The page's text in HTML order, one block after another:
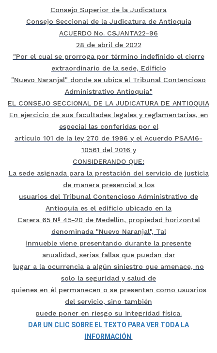
Consejo Superior de la Judicatura
Consejo Seccional de la Judicatura de Antioquia
ACUERDO No. CSJANTA22-96
28 de abril de 2022
"Por el cual se prorroga por término indefinido el cierre
extraordinario de la sede, Edificio
"Nuevo Naranjal" donde se ubica el Tribunal Contencioso
Administrativo Antioquia."
EL CONSEJO SECCIONAL DE LA JUDICATURA DE ANTIOQUIA
En ejercicio de sus facultades legales y reglamentarias, en
especial las conferidas por el
artículo 101 de la ley 270 de 1996 y el Acuerdo PSAA16-
10561 del 2016 y
CONSIDERANDO QUE:
La sede asignada para la prestación del servicio de justicia
de manera presencial a los
usuarios del Tribunal Contencioso Administrativo de
Antioquia es el edificio ubicado en la
Carera 65 Nº 45-20 de Medellín, propiedad horizontal
denominada "Nuevo Naranjal", Tal
inmueble viene presentando durante la presente
anualidad, serias fallas que puedan dar
lugar a la ocurrencia a algún siniestro que amenace, no
solo la seguridad y salud de
quienes en él permanecen o se presenten como usuarios
del servicio, sino también
puede poner en riesgo su integridad física.
DAR UN CLIC SOBRE EL TEXTO PARA VER TODA LA
INFORMACIÓN